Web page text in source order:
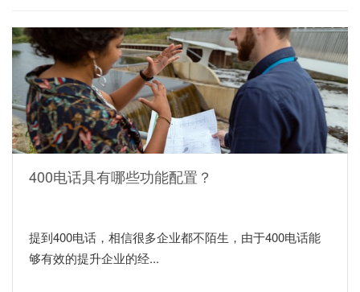
400电话具有哪些功能配置？
提到400电话，相信很多企业都不陌生，由于400电话能
够有效的提升企业的经...